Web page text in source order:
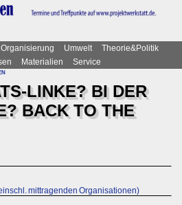
Organisierung Umwelt
Theorie&Politik
Materialien
Service
LINKE? BI DER
BACK TO THE
mittragenden Organisationen)